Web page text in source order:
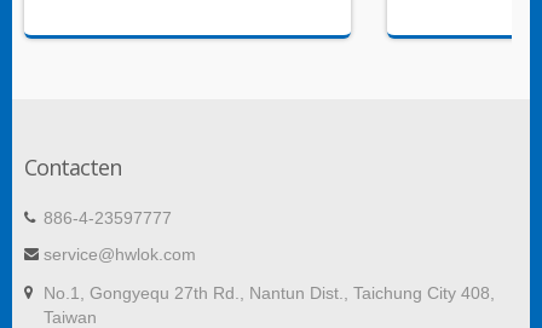
Contacten
886-4-23597777
service@hwlok.com
No.1, Gongyequ 27th Rd., Nantun Dist., Taichung City 408,
Taiwan